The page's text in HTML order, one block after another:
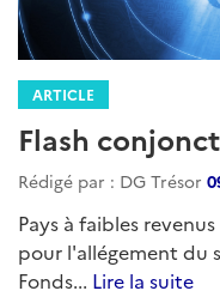
ARTICLE
Flash
Rédigé par : DG Trésor
Pays à faibles
pour l'allégement du
Fonds... Lire la suite